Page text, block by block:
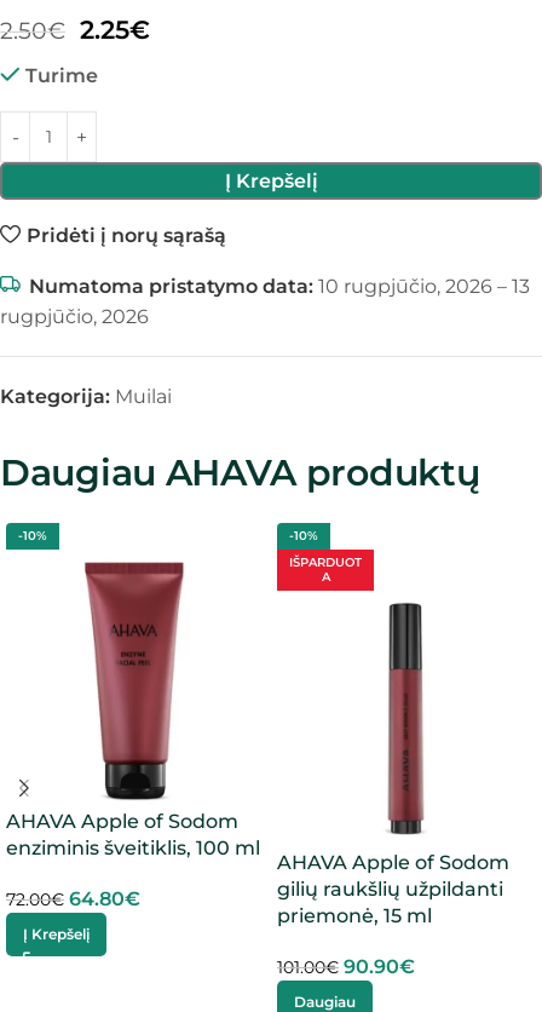
2.50€ 2.25€
Turime
Į Krepšelį
Pridėti į norų sąrašą
Numatoma pristatymo data: 10 rugpjūčio, 2026 – 13
rugpjūčio, 2026
Kategorija: Muilai
Daugiau AHAVA produktų
-10%
AHAVA Apple of Sodom
enziminis šveitiklis, 100 ml
72.00€ 64.80€
Į Krepšelį
-10%
IŠPARDUOT
A
AHAVA Apple of Sodom
gilių raukšlių užpildanti
priemonė, 15 ml
101.00€ 90.90€
Daugiau